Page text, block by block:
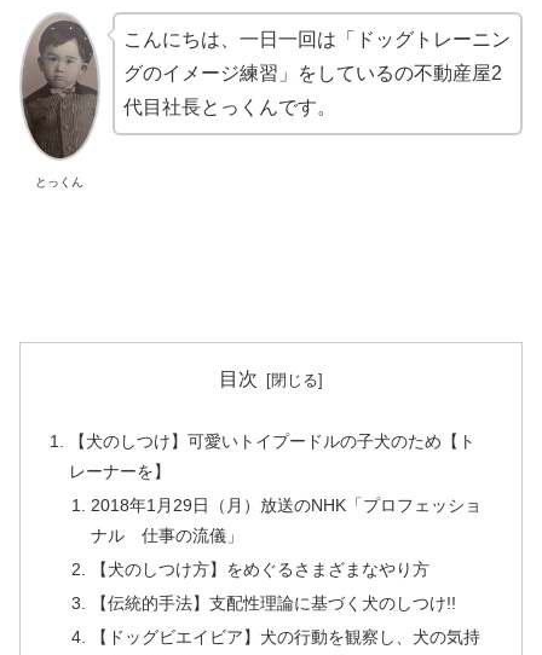
とっくん
こんにちは、一日一回は「ドッグトレーニン
グのイメージ練習」をしているの不動産屋2
代目社長とっくんです。
目次
【犬のしつけ】可愛いトイプードルの子犬のため【ト
レーナーを】
2018年1月29日（月）放送のNHK「プロフェッショ
ナル 仕事の流儀」
【犬のしつけ方】をめぐるさまざまなやり方
【伝統的手法】支配性理論に基づく犬のしつけ!!
【ドッグビエイビア】犬の行動を観察し、犬の気持